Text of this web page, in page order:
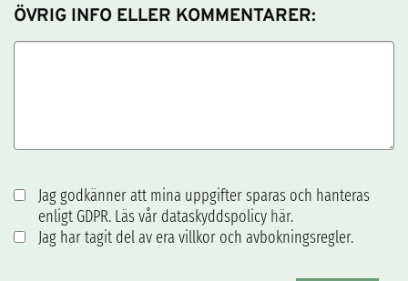
ÖVRIG INFO ELLER KOMMENTARER:
Jag godkänner att mina uppgifter sparas och hanteras
enligt GDPR. Läs vår dataskyddspolicy här.
Jag har tagit del av era villkor och avbokningsregler.